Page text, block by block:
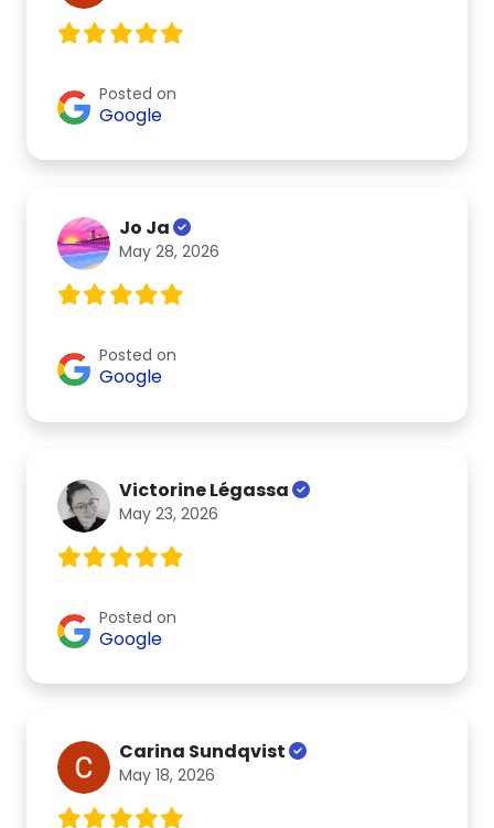
Posted on
Google
Jo Ja
May 28, 2026
Posted on
Google
Victorine Légassa
May 23, 2026
Posted on
Google
Carina Sundqvist
May 18, 2026